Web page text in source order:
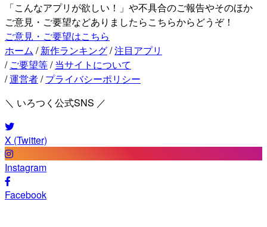
「こんなアプリが欲しい！」や不具合のご報告やそのほか
ご意見・ご要望などありましたらこちらからどうぞ！
ご意見・ご要望はこちら
ホーム / 新作ランキング/注目アプリ
/ ご要望等/ 当サイトについて
/運営者/ プライバシーポリシー
＼ いろつく公式SNS ／
X (Twitter)
Instagram
Facebook